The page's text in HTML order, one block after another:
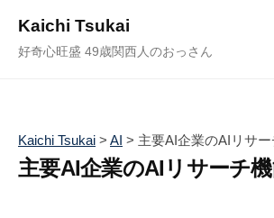
Kaichi Tsukai
好奇心旺盛 49歳関西人のおっさん
Kaichi Tsukai > AI > 主要AI企業のAIリサ
主要AI企業のAIリサーチ